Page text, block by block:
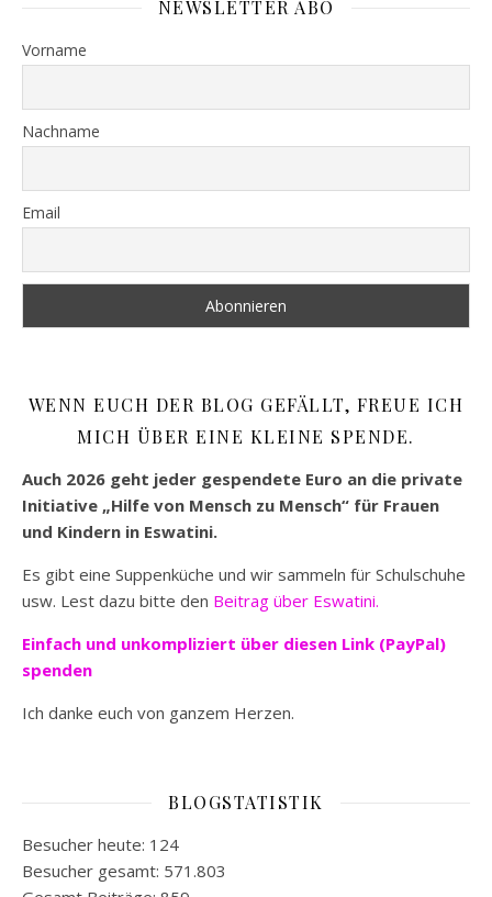
NEWSLETTER ABO
Vorname
Nachname
Email
WENN EUCH DER BLOG GEFÄLLT, FREUE ICH
MICH ÜBER EINE KLEINE SPENDE.
Auch 2026 geht jeder gespendete Euro an die private
Initiative „Hilfe von Mensch zu Mensch“ für Frauen
und Kindern in Eswatini.
Es gibt eine Suppenküche und wir sammeln für Schulschuhe
usw. Lest dazu bitte den Beitrag über Eswatini.
Einfach und unkompliziert über diesen Link (PayPal)
spenden
Ich danke euch von ganzem Herzen.
BLOGSTATISTIK
Besucher heute: 124
Besucher gesamt: 571.803